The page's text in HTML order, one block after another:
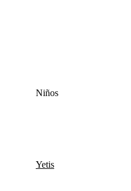
Niños
Yetis